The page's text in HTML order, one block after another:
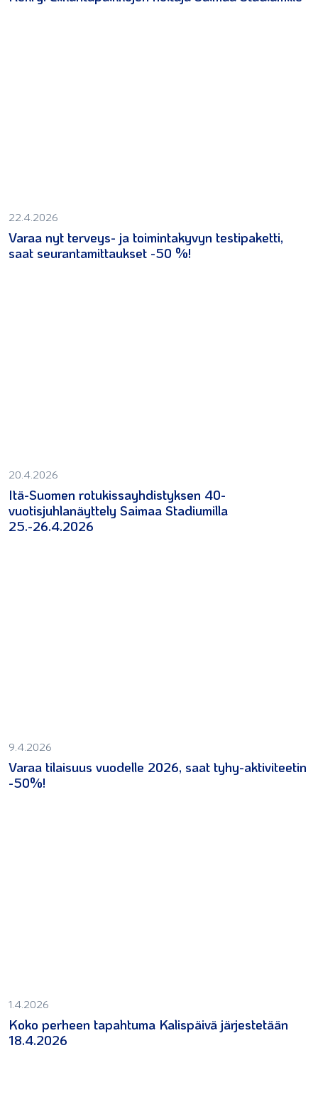
22.4.2026
Varaa nyt terveys- ja toimintakyvyn testipaketti,
saat seurantamittaukset -50 %!
20.4.2026
Itä-Suomen rotukissayhdistyksen 40-
vuotisjuhlanäyttely Saimaa Stadiumilla
25.-26.4.2026
9.4.2026
Varaa tilaisuus vuodelle 2026, saat tyhy-aktiviteetin
-50%!
1.4.2026
Koko perheen tapahtuma Kalispäivä järjestetään
18.4.2026